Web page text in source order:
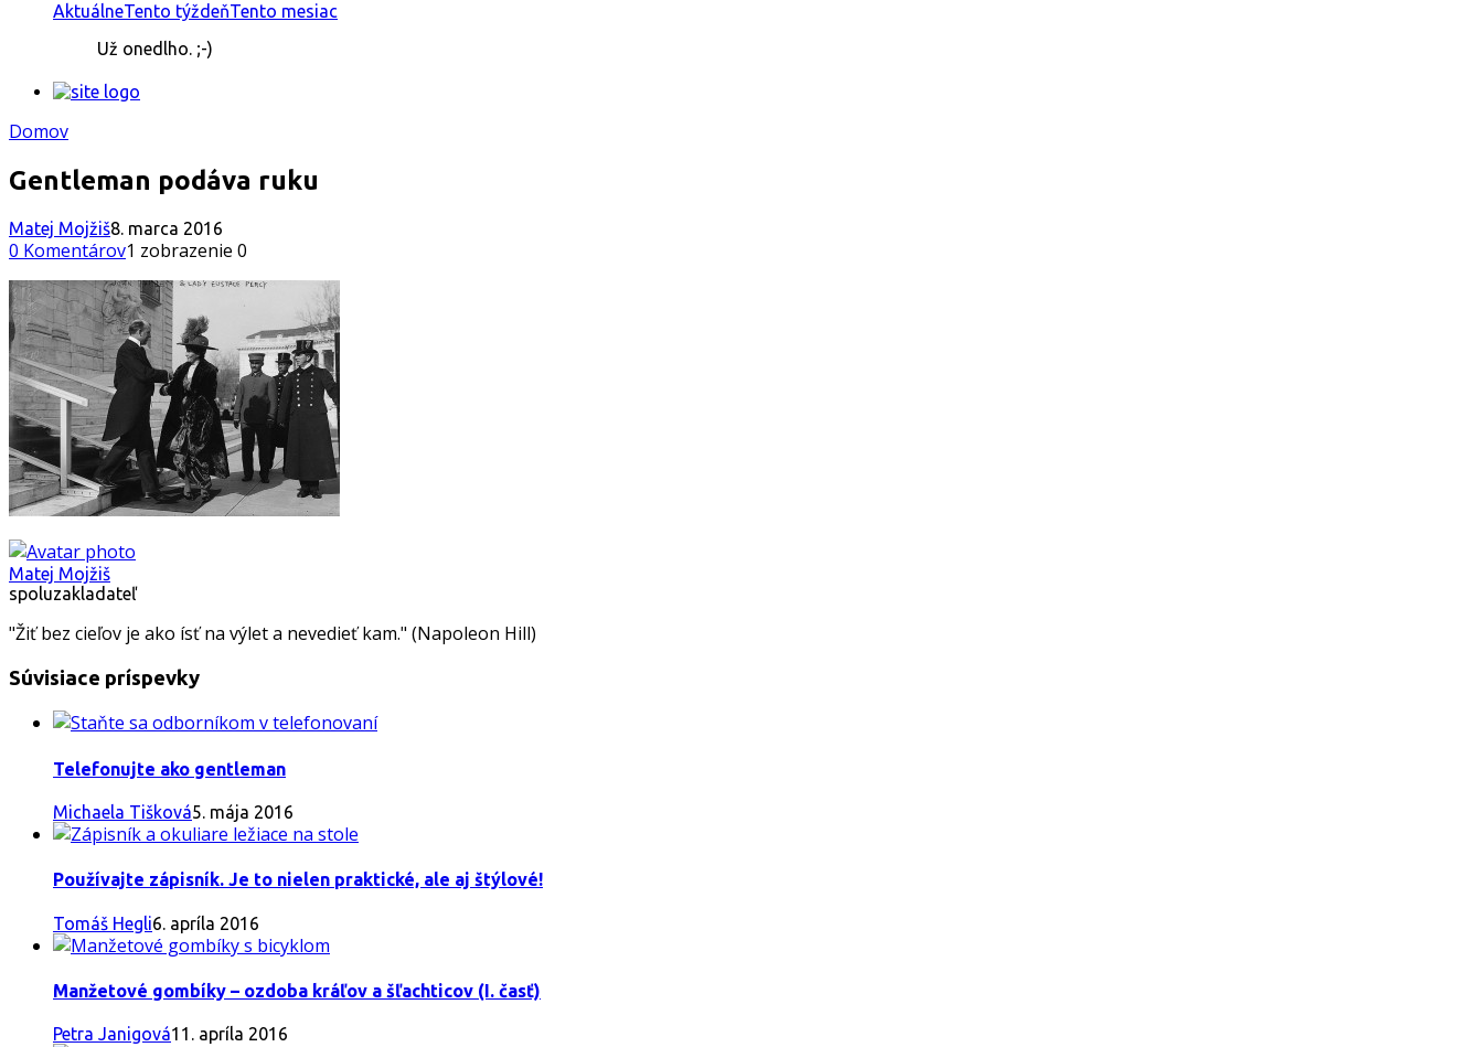
AktuálneTento týždeňTento mesiac
Už onedlho. ;-)
Domov
Gentleman podáva ruku
Matej Mojžiš8. marca 2016
0 Komentárov1 zobrazenie 0
Matej Mojžiš
spoluzakladateľ
"Žiť bez cieľov je ako ísť na výlet a nevedieť kam." (Napoleon Hill)
Súvisiace príspevky
Telefonujte ako gentleman
Michaela Tišková5. mája 2016
Používajte zápisník. Je to nielen praktické, ale aj štýlové!
Tomáš Hegli6. apríla 2016
Manžetové gombíky – ozdoba kráľov a šľachticov (I. časť)
Petra Janigová11. apríla 2016